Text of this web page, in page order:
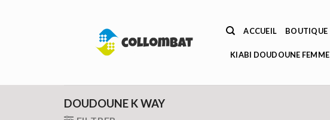
ACCUEIL BOUTIQUE
KIABI DOUDOUNE FEMME
DOUDOUNE K WAY